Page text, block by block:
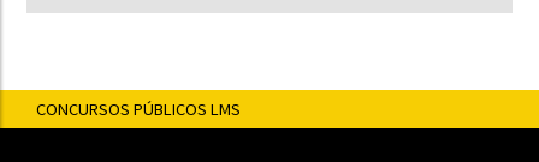
CONCURSOS PÚBLICOS LMS